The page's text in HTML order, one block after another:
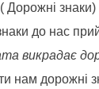
Дорожні знаки)
до нас
та викрадає
нам дорожні